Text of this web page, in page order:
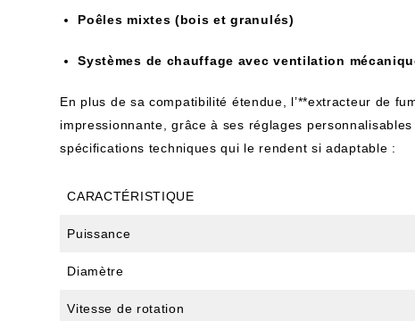
Poêles mixtes (bois et granulés)
Systèmes de chauffage avec ventilation
En plus de sa compatibilité étendue, l’**extracteur de
impressionnante, grâce à ses réglages
spécifications techniques qui le rendent si adaptable :
CARACTÉRISTIQUE
Puissance
Diamètre
Vitesse de rotation